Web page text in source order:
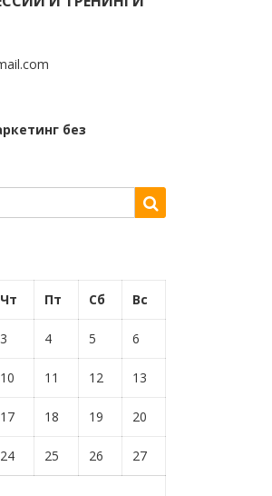
без
Чт Пт Сб Вс
3 4 5 6
10 11 12 13
17 18 19 20
24 25 26 27